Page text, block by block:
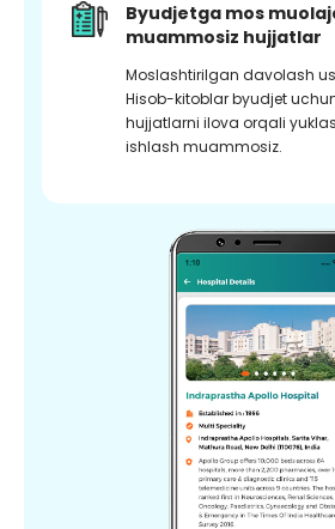
Byudjetga mos
muammosiz hujjatlar
Moslashtirilgan davolash
Hisob-kitoblar byudjet
hujjatlarni ilova orqali
ishlash muammosiz.